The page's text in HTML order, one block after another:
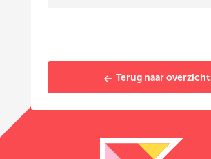
Terug naar overzicht